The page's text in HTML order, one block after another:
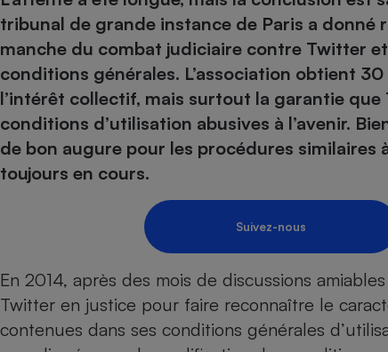
tribunal de grande instance de Paris a donné
manche du combat judiciaire contre Twitter
conditions générales. L’association obtient
l’intérêt collectif, mais surtout la garantie
conditions d’utilisation abusives à l’avenir.
de bon augure pour les procédures similaires
toujours en cours.
Suivez-nous
En 2014, après des mois de discussions
Twitter en justice pour faire reconnaître le
contenues dans ses conditions générales
Nutrition
Produit alimentaire
Sécurité - Hygiène
Supermarché -
Assurance
Banque - Crédit
Epargne - Fiscalité
Assurance auto
Carburant
Circulation routière
Contrôle technique
Pièce détachée
Moto
Comparatif
Comparatif hotte
Comparatif
Comparatif
Comparatif
Électricité - Gaz
Comparatif casque
Comparatif
Comparatif
Comparatif
Crédit immobilier
Comparatif
Comparatif
Aménagement
Bricolage -
Chauffage
Hygiène - Beauté
Système de santé -
Maison de retraite
Choisir son fioul
Choisir son pellet
Comparateur assurance emprunteur
Energie Moins Chère Ensemble
Tous les comparateurs
Toutes les cartes interactives
nous ?